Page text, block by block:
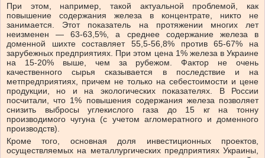
При этом, например, такой актуальной проблемой, как
повышение содержания железа в концентрате, никто не
занимается. Этот показатель на протяжении многих лет
неизменен — 63-63,5%, а среднее содержание железа в
доменной шихте составляет 55,5-56,8% против 65-67% на
зарубежных предприятиях. При этом цена 1% железа в Украине
на 15-20% выше, чем за рубежом. Фактор не очень
качественного сырья сказывается в последствие и на
метпредприятиях, причем не только на себестоимости и цене
продукции, но и на экологических показателях. В России
посчитали, что 1% повышения содержания железа позволяет
снизить выбросы углекислого газа до 15 кг на тонну
производимого чугуна (с учетом агломератного и доменного
производств).
Кроме того, основная доля инвестиционных проектов,
осуществляемых на металлургических предприятиях Украины,